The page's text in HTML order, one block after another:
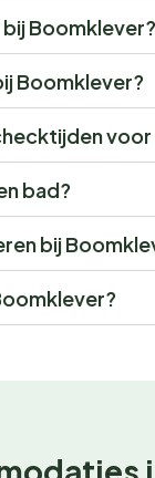
Boomklever?
Boomklever?
bad?
bij